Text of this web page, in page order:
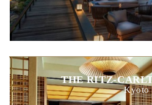
THE RITZ-
Kyoto